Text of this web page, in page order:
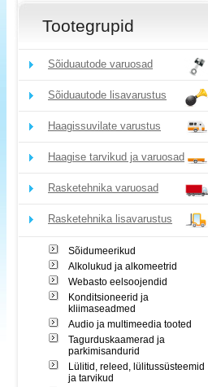
Tootegrupid
Sõiduautode varuosad
Sõiduautode lisavarustus
Haagissuvilate varustus
Haagise tarvikud ja varuosad
Rasketehnika varuosad
Rasketehnika lisavarustus
Sõidumeerikud
Alkolukud ja alkomeetrid
Webasto eelsoojendid
Konditsioneerid ja
kliimaseadmed
Audio ja multimeedia tooted
Tagurduskaamerad ja
parkimisandurid
Lülitid, releed, lülitussüsteemid
ja tarvikud